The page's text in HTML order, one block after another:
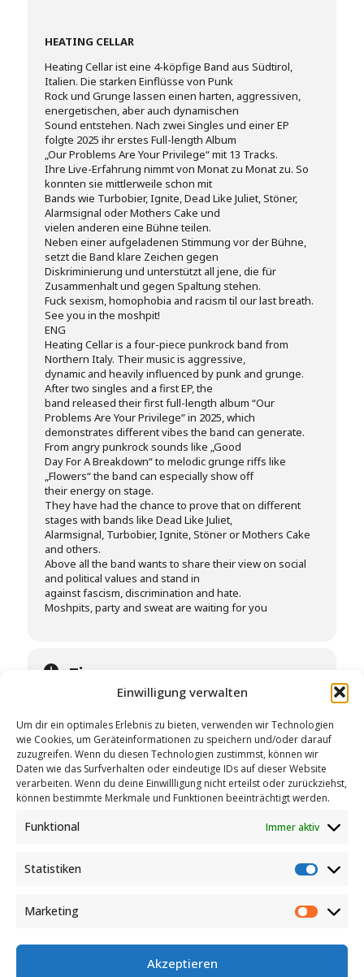
Einwilligung verwalten
Um dir ein optimales Erlebnis zu bieten, verwenden wir Technologien
wie Cookies, um Geräteinformationen zu speichern und/oder darauf
zuzugreifen. Wenn du diesen Technologien zustimmst, können wir
Daten wie das Surfverhalten oder eindeutige IDs auf dieser Website
verarbeiten. Wenn du deine Einwillligung nicht erteilst oder zurückziehst,
können bestimmte Merkmale und Funktionen beeinträchtigt werden.
Funktional Immer aktiv
Statistiken
Marketing
Akzeptieren
HEATING CELLAR
Heating Cellar ist eine 4-köpfige Band aus Südtirol,
Italien. Die starken Einflüsse von Punk
Rock und Grunge lassen einen harten, aggressiven,
energetischen, aber auch dynamischen
Sound entstehen. Nach zwei Singles und einer EP
folgte 2025 ihr erstes Full-length Album
„Our Problems Are Your Privilege“ mit 13 Tracks.
Ihre Live-Erfahrung nimmt von Monat zu Monat zu. So
konnten sie mittlerweile schon mit
Bands wie Turbobier, Ignite, Dead Like Juliet, Stöner,
Alarmsignal oder Mothers Cake und
vielen anderen eine Bühne teilen.
Neben einer aufgeladenen Stimmung vor der Bühne,
setzt die Band klare Zeichen gegen
Diskriminierung und unterstützt all jene, die für
Zusammenhalt und gegen Spaltung stehen.
Fuck sexism, homophobia and racism til our last breath.
See you in the moshpit!
ENG
Heating Cellar is a four-piece punkrock band from
Northern Italy. Their music is aggressive,
dynamic and heavily influenced by punk and grunge.
After two singles and a first EP, the
band released their first full-length album “Our
Problems Are Your Privilege” in 2025, which
demonstrates different vibes the band can generate.
From angry punkrock sounds like „Good
Day For A Breakdown“ to melodic grunge riffs like
„Flowers“ the band can especially show off
their energy on stage.
They have had the chance to prove that on different
stages with bands like Dead Like Juliet,
Alarmsignal, Turbobier, Ignite, Stöner or Mothers Cake
and others.
Above all the band wants to share their view on social
and political values and stand in
against fascism, discrimination and hate.
Moshpits, party and sweat are waiting for you
Time
20. March 202619:00-00:30